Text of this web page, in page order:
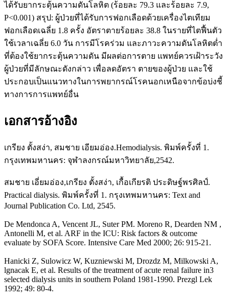
ได้รับยากระตุ้นความดันโลหิต (ร้อยละ 79.3 และร้อยละ 7.9,
P<0.001) สรุป: ผู้ป่วยที่ได้รับการฟอกเลือดด้วยเครื่องไตเทียม
ฟอกเลือดเฉลี่ย 1.8 ครั้ง อัตราตายร้อยละ 38.8 ในรายที่ไตฟื้นตัว
ใช้เวลาเฉลี่ย 6.0 วัน การมีโรคร่วม และภาวะความดันโลหิตต่ำ
ที่ต้องใช้ยากระตุ้นความดัน มีผลต่อการตาย แพทย์ควรเฝ้าระวัง
ผู้ป่วยที่มีลักษณะดังกล่าว เพื่อลดอัตรา ตายของผู้ป่วย และใช้
ประกอบเป็นแนวทางในการพยากรณ์โรคนอกเหนือจากข้อบ่งชี้
ทางการการแพทย์อื่น
เอกสารอ้างอิง
เกรียง ตั้งสง่า, สมชาย เอียมอ่อง.Hemodialysis. พิมพ์ครั้งที่ 1.
กรุงเทพมหานคร: จุฬาลงกรณ์มหาวิทยาลัย,2542.
สมชาย เอี่ยมอ่อง,เกรียง ตั้งสง่า, เกื้อเกียรติ ประดิษฐ์พรศิลป์.
Practical dialysis. พิมพ์ครั้งที่ 1. กรุงเทพมหานคร: Text and
Journal Publication Co. Ltd, 2545.
De Mendonca A, Vencent JL, Suter PM. Moreno R, Dearden NM ,
Antonelli M, et al. ARF in the ICU: Risk factors & outcome
evaluate by SOFA Score. Intensive Care Med 2000; 26: 915-21.
Hanicki Z, Sulowicz W, Kuzniewski M, Drozdz M, Milkowski A,
lgnacak E, et al. Results of the treatment of acute renal failure in3
selected dialysis units in southern Poland 1981-1990. Prezgl Lek
1992; 49: 80-4.